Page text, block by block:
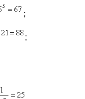
;
;